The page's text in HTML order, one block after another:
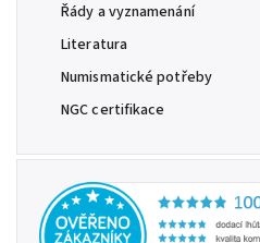
Řády a vyznamenání
Literatura
Numismatické potřeby
NGC certifikace